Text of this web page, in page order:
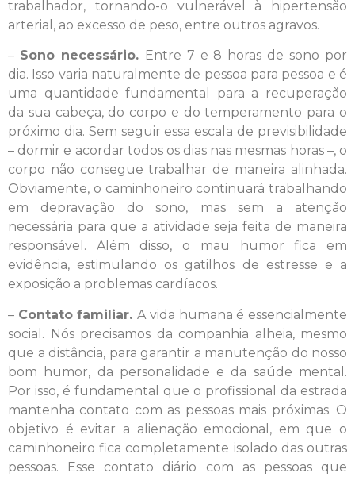
trabalhador, tornando-o vulnerável à hipertensão
arterial, ao excesso de peso, entre outros agravos.
– Sono necessário. Entre 7 e 8 horas de sono por
dia. Isso varia naturalmente de pessoa para pessoa e é
uma quantidade fundamental para a recuperação
da sua cabeça, do corpo e do temperamento para o
próximo dia. Sem seguir essa escala de previsibilidade
– dormir e acordar todos os dias nas mesmas horas –, o
corpo não consegue trabalhar de maneira alinhada.
Obviamente, o caminhoneiro continuará trabalhando
em depravação do sono, mas sem a atenção
necessária para que a atividade seja feita de maneira
responsável. Além disso, o mau humor fica em
evidência, estimulando os gatilhos de estresse e a
exposição a problemas cardíacos.
– Contato familiar.A vida humana é essencialmente
social. Nós precisamos da companhia alheia, mesmo
que a distância, para garantir a manutenção do nosso
bom humor, da personalidade e da saúde mental.
Por isso, é fundamental que o profissional da estrada
mantenha contato com as pessoas mais próximas. O
objetivo é evitar a alienação emocional, em que o
caminhoneiro fica completamente isolado das outras
pessoas. Esse contato diário com as pessoas que